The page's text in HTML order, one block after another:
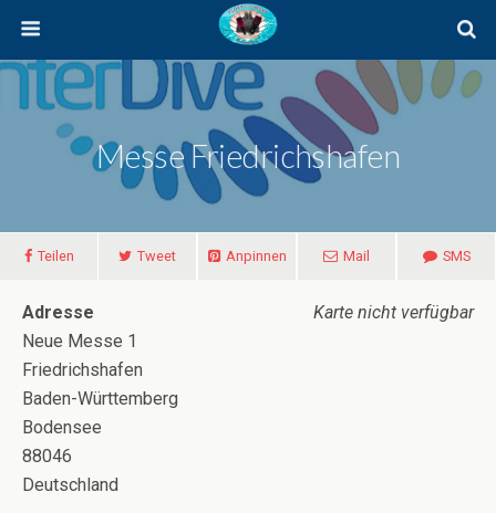
Messe Friedrichshafen
Teilen Tweet Anpinnen Mail SMS
Karte nicht verfügbar
Adresse
Neue Messe 1
Friedrichshafen
Baden-Württemberg
Bodensee
88046
Deutschland